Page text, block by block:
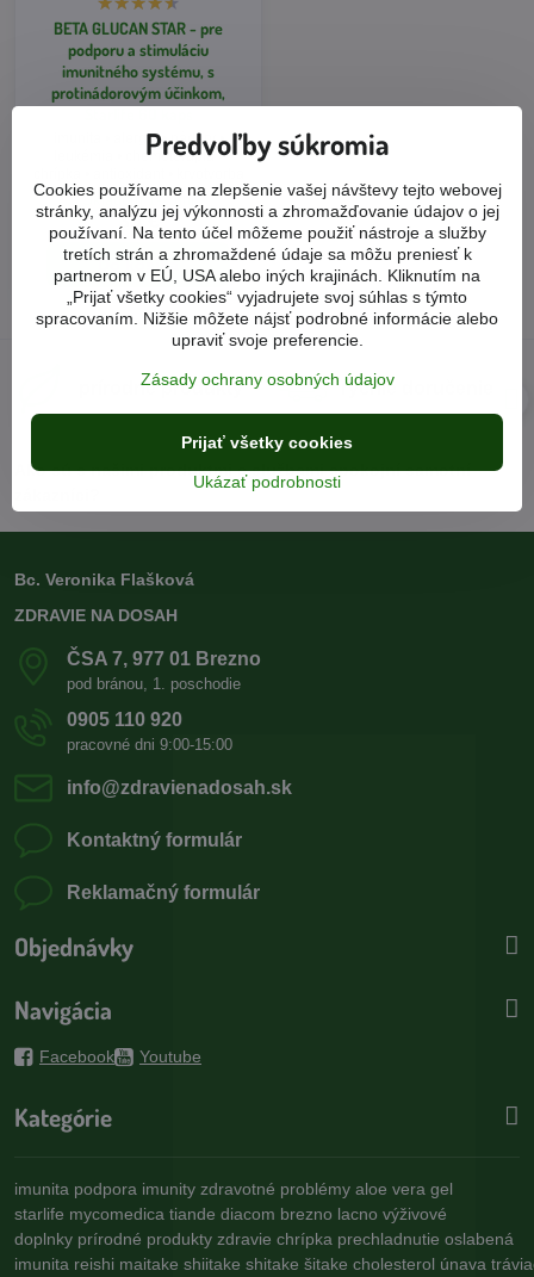
BETA GLUCAN STAR - pre
podporu a stimuláciu
imunitného systému, s
protinádorovým účinkom,
imunita • alergia • nádory •
leukémia • chemoterapia •
Skladom 1-2 dni
35 €
Do košíka
prírodné produkty rýchle doručenie
Ako sú s našimi produktmi a službami spokojní samotní
Bc. Veronika Flašková
ZDRAVIE NA DOSAH
ČSA 7, 977 01 Brezno
pod bránou, 1. poschodie
0905 110 920
pracovné dni 9:00-15:00
info​@zdravienadosah​.sk
Kontaktný formulár
Reklamačný formulár
Objednávky
Navigácia
Facebook Youtube
Kategórie
imunita podpora imunity zdravotné problémy aloe vera gel
starlife mycomedica tiande diacom brezno lacno výživové
doplnky prírodné produkty zdravie chrípka prechladnutie oslabená
imunita reishi maitake shiitake shitake šitake cholesterol únava
Predvoľby súkromia
Cookies používame na zlepšenie vašej návštevy tejto webovej
stránky, analýzu jej výkonnosti a zhromažďovanie údajov o jej
používaní. Na tento účel môžeme použiť nástroje a služby
tretích strán a zhromaždené údaje sa môžu preniesť k
partnerom v EÚ, USA alebo iných krajinách. Kliknutím na
„Prijať všetky cookies“ vyjadrujete svoj súhlas s týmto
spracovaním. Nižšie môžete nájsť podrobné informácie alebo
upraviť svoje preferencie.
Zásady ochrany osobných údajov
Ukázať podrobnosti
Prijať všetky cookies